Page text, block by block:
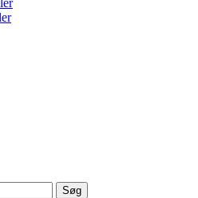
Søg